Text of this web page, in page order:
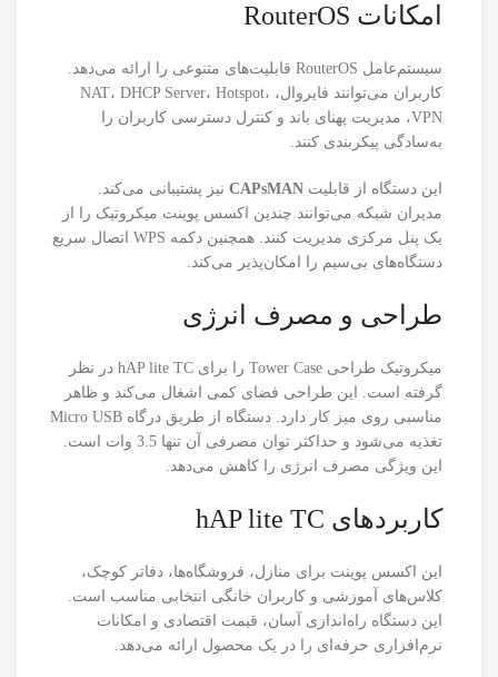
امکانات RouterOS
سیستم‌عامل RouterOS قابلیت‌های متنوعی را ارائه می‌دهد.
کاربران می‌توانند فایروال، NAT، DHCP Server، Hotspot،
VPN، مدیریت پهنای باند و کنترل دسترسی کاربران را
به‌سادگی پیکربندی کنند.
این دستگاه از قابلیت CAPsMAN نیز پشتیبانی می‌کند.
مدیران شبکه می‌توانند چندین اکسس پوینت میکروتیک را از
یک پنل مرکزی مدیریت کنند. همچنین دکمه WPS اتصال سریع
دستگاه‌های بی‌سیم را امکان‌پذیر می‌کند.
طراحی و مصرف انرژی
میکروتیک طراحی Tower Case را برای hAP lite TC در نظر
گرفته است. این طراحی فضای کمی اشغال می‌کند و ظاهر
مناسبی روی میز کار دارد. دستگاه از طریق درگاه Micro USB
تغذیه می‌شود و حداکثر توان مصرفی آن تنها 3.5 وات است.
این ویژگی مصرف انرژی را کاهش می‌دهد.
کاربردهای hAP lite TC
این اکسس پوینت برای منازل، فروشگاه‌ها، دفاتر کوچک،
کلاس‌های آموزشی و کاربران خانگی انتخابی مناسب است.
این دستگاه راه‌اندازی آسان، قیمت اقتصادی و امکانات
نرم‌افزاری حرفه‌ای را در یک محصول ارائه می‌دهد.